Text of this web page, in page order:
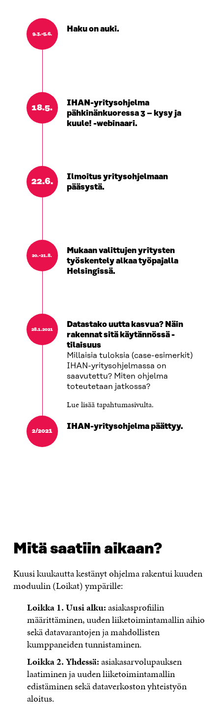
9.3.-5.6.
Haku on auki.
18.5.
IHAN-yritysohjelma
pähkinänkuoressa 3 – kysy ja
kuule! -webinaari.
22.6.
Ilmoitus yritysohjelmaan
pääsystä.
20.-21.8.
Mukaan valittujen yritysten
työskentely alkaa työpajalla
Helsingissä.
28.1.2021
Datastako uutta kasvua? Näin
rakennat sitä käytännössä -
tilaisuus
Millaisia tuloksia (case-esimerkit)
IHAN-yritysohjelmassa on
saavutettu? Miten ohjelma
toteutetaan jatkossa?
Lue lisää tapahtumasivulta.
2/2021
IHAN-yritysohjelma päättyy.
Mitä saatiin aikaan?
Kuusi kuukautta kestänyt ohjelma rakentui kuuden
moduulin (Loikat) ympärille:
Loikka 1. Uusi alku:asiakasprofiilin
määrittäminen, uuden liiketoimintamallin aihio
sekä datavarantojen ja mahdollisten
kumppaneiden tunnistaminen.
Loikka 2. Yhdessä:asiakasarvolupauksen
laatiminen ja uuden liiketoimintamallin
edistäminen sekä dataverkoston yhteistyön
aloitus.